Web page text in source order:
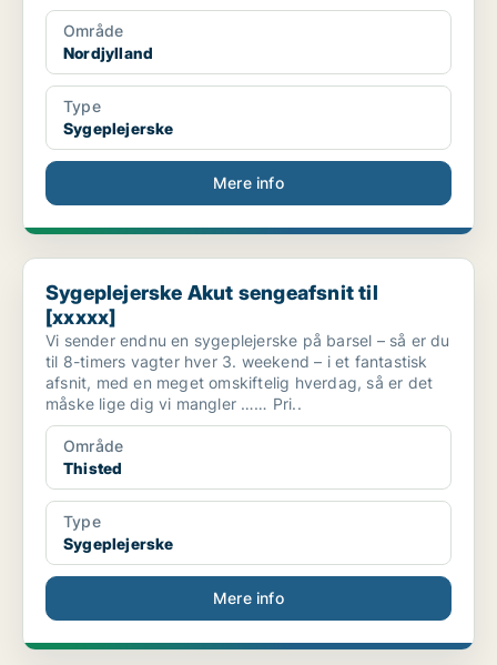
Område
Nordjylland
Type
Sygeplejerske
Mere info
Sygeplejerske Akut sengeafsnit til [xxxxx]
Sygeplejerske Akut sengeafsnit til
[xxxxx]
Vi sender endnu en sygeplejerske på barsel – så er du
til 8-timers vagter hver 3. weekend – i et fantastisk
afsnit, med en meget omskiftelig hverdag, så er det
måske lige dig vi mangler …… Pri..
Område
Thisted
Type
Sygeplejerske
Mere info